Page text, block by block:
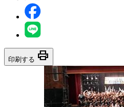
印刷する print